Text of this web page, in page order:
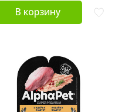
В корзину